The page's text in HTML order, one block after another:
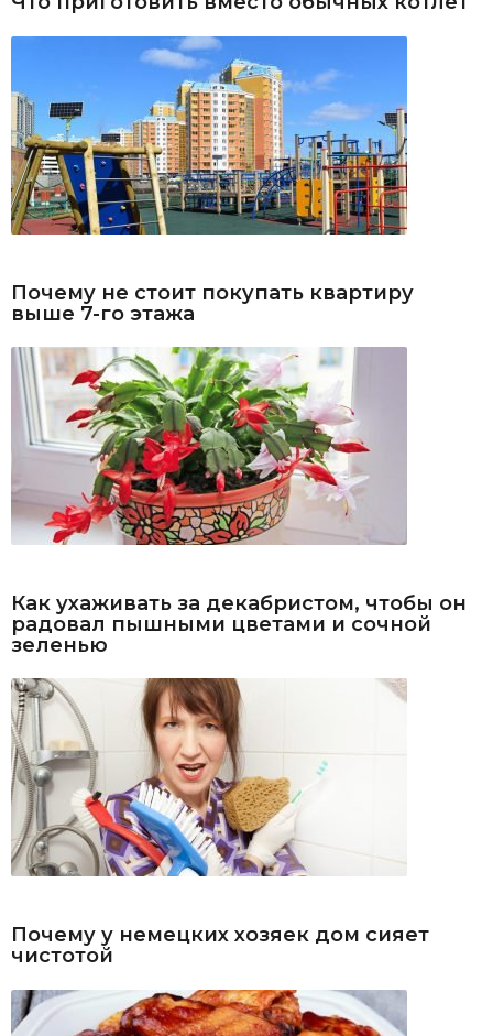
Почему не стоит покупать квартиру
выше 7-го этажа
Как ухаживать за декабристом, чтобы он
радовал пышными цветами и сочной
зеленью
Почему у немецких хозяек дом сияет
чистотой